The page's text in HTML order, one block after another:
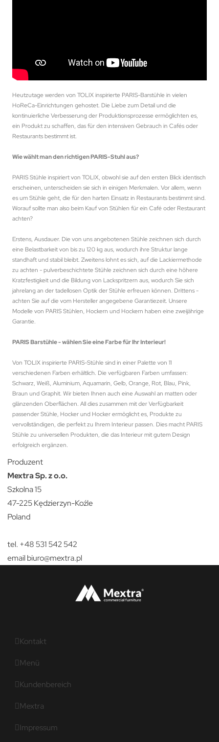
Heutzutage werden von TOLIX inspirierte PARIS-Barstühle in vielen
HoReCa-Einrichtungen gehostet. Die Liebe zum Detail und die
kontinuierliche Verbesserung der Produktionsprozesse ermöglichten es,
ein Produkt zu schaffen, das für den intensiven Gebrauch in Cafés oder
Restaurants bestimmt ist.
Wie wählt man den richtigen PARIS-Stuhl aus?
PARIS Stühle inspiriert von TOLIX, obwohl sie auf den ersten Blick identisch
erscheinen, unterscheiden sie sich in einigen Merkmalen. Vor allem, wenn
es um Stühle geht, die für den harten Einsatz in Restaurants bestimmt sind.
Worauf sollte man also beim Kauf von Stühlen für ein Café oder Restaurant
achten?
Erstens, Ausdauer. Die von uns angebotenen Stühle zeichnen sich durch
eine Belastbarkeit von bis zu 120 kg aus, wodurch ihre Struktur lange
standhaft und stabil bleibt. Zweitens lohnt es sich, auf die Lackiermethode
zu achten - pulverbeschichtete Stühle zeichnen sich durch eine höhere
Kratzfestigkeit und die Bildung von Lackspritzern aus, wodurch Sie sich
jahrelang an der tadellosen Optik der Stühle erfreuen können. Drittens -
achten Sie auf die vom Hersteller angegebene Garantiezeit. Unsere
Modelle von PARIS Stühlen, Hockern und Hockern haben eine zweijährige
Garantie.
PARIS Barstühle - wählen Sie eine Farbe für Ihr Interieur!
Von TOLIX inspirierte PARIS-Stühle sind in einer Palette von 11
verschiedenen Farben erhältlich. Die verfügbaren Farben umfassen:
Schwarz, Weiß, Aluminium, Aquamarin, Gelb, Orange, Rot, Blau, Pink,
Braun und Graphit. Wir bieten Ihnen auch eine Auswahl an matten oder
glänzenden Oberflächen. All dies zusammen mit der Verfügbarkeit
passender Stühle, Hocker und Hocker ermöglicht es, Produkte zu
vervollständigen, die perfekt zu Ihrem Interieur passen. Dies macht PARIS
Stühle zu universellen Produkten, die das Interieur mit gutem Design
erfolgreich ergänzen.
Produzent
Mextra Sp. z o.o.
Szkolna 15
47-225 Kędzierzyn-Koźle
Poland
tel. +48 531 542 542
emailbiuro@mextra.pl
Kontakt
Menü
Kundenbereich
Mextra
Impressum